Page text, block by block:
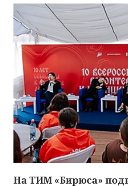
На ТИМ «Бирюса»